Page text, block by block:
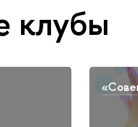
клубы